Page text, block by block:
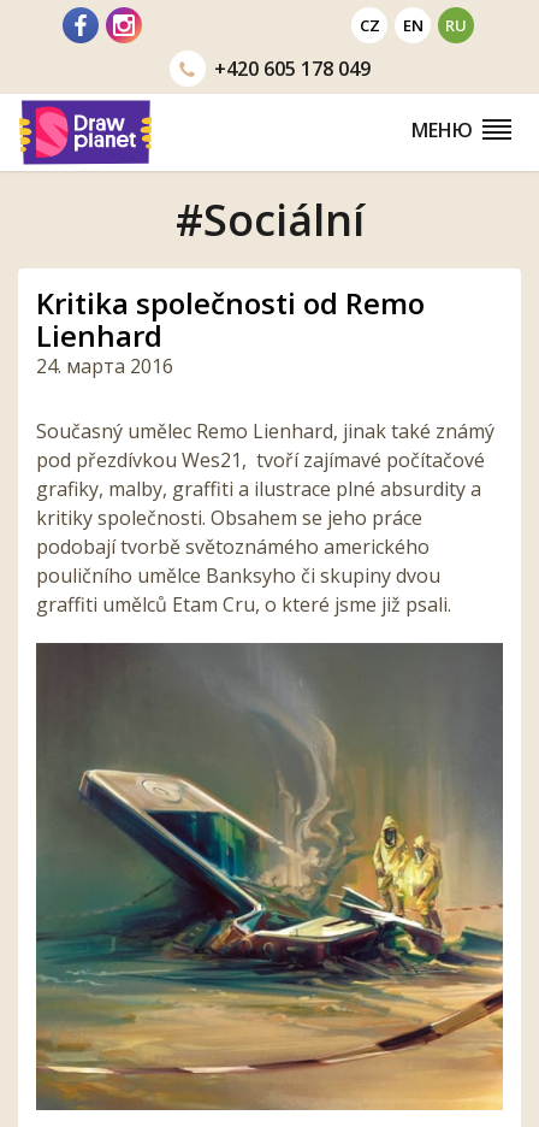
Перейти CZ EN RU
+420605 178 049
МЕНЮ
#Sociální
Kritika společnosti od Remo
Lienhard
24. марта 2016
Současný umělec Remo Lienhard, jinak také známý
pod přezdívkou Wes21, tvoří zajímavé počítačové
grafiky, malby, graffiti a ilustrace plné absurdity a
kritiky společnosti. Obsahem se jeho práce
podobají tvorbě světoznámého amerického
pouličního umělce Banksyho či skupiny dvou
graffiti umělců Etam Cru, o které jsme již psali.